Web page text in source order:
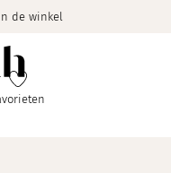
de winkel